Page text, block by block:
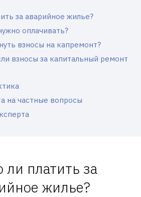
за аварийное жилье?
оплачивать?
взносы на капремонт?
взносы за капитальный ремонт
на частные вопросы
ли платить за
жилье?